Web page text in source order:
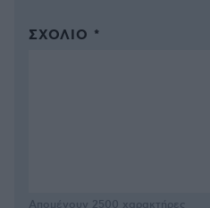
ΣΧΌΛΙΟ *
Απομένουν 2500 χαρακτήρες